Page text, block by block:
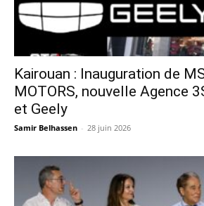
Kairouan : Inauguration de
MOTORS, nouvelle Agence
et Geely
Samir Belhassen - 28 juin 2026